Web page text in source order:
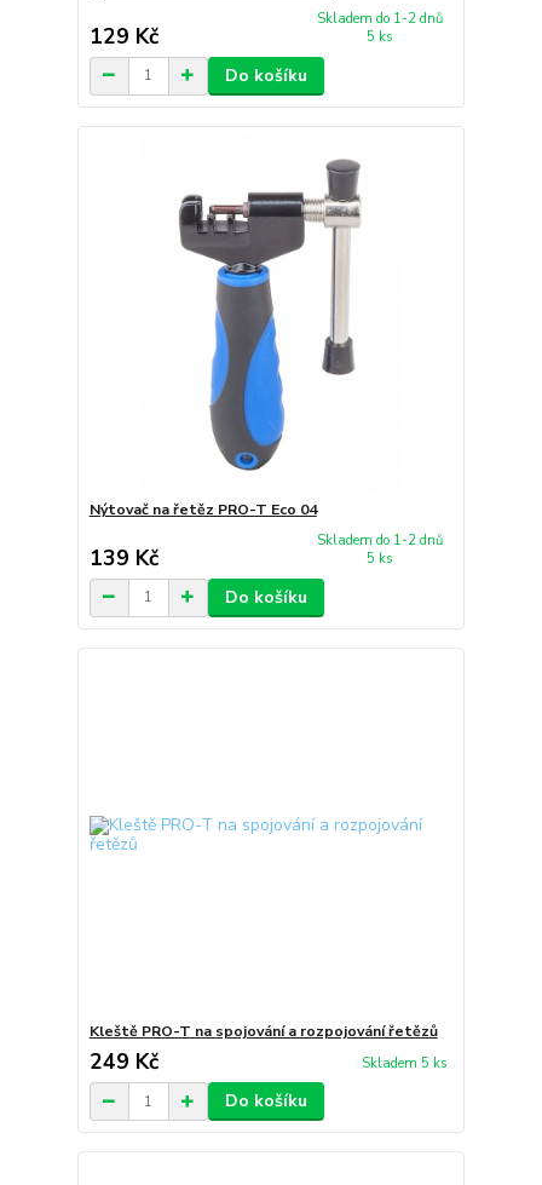
129 Kč
Skladem do 1-2 dnů
5 ks
Do košíku
Nýtovač na řetěz PRO-T Eco 04
139 Kč
Skladem do 1-2 dnů
5 ks
Do košíku
Kleště PRO-T na spojování a rozpojování řetězů
249 Kč Skladem 5 ks
Do košíku